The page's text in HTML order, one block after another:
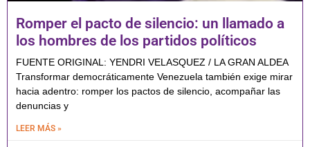
Romper el pacto de silencio: un llamado a
los hombres de los partidos políticos
FUENTE ORIGINAL: YENDRI VELASQUEZ / LA GRAN ALDEA
Transformar democráticamente Venezuela también exige mirar
hacia adentro: romper los pactos de silencio, acompañar las
denuncias y
LEER MÁS »